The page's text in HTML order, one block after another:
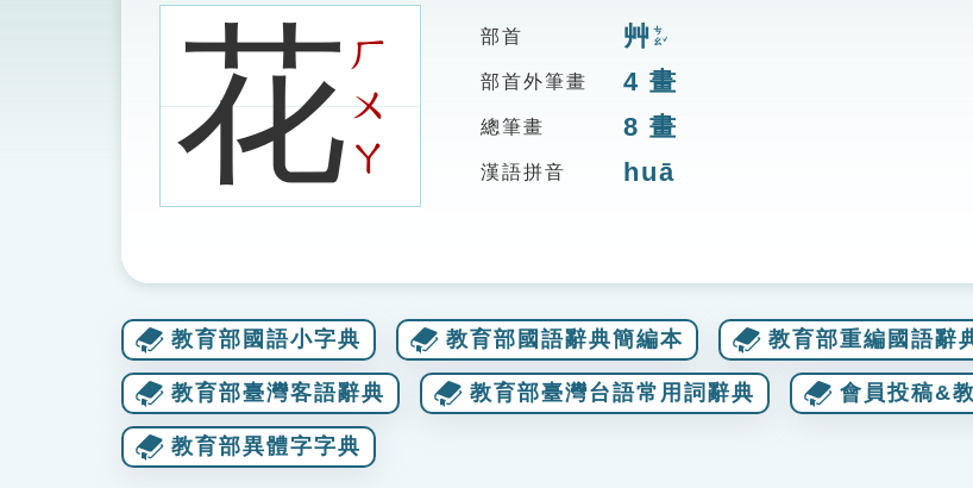
圖
示
示
花ㄏ
ㄨ
ㄚ
部首 艸ㄘㄠˇ
部首外筆畫 4 畫
總筆畫 8 畫
漢語拼音 huā
教育部國語小字典 教育部國語辭典簡編本 教育部重編國語辭
教育部臺灣客語辭典 教育部臺灣台語常用詞辭典 會員投稿&
教育部異體字字典